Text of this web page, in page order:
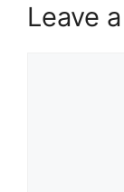
Leave